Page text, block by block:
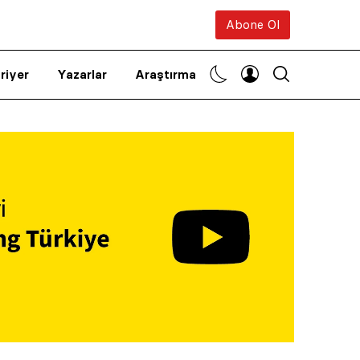
Abone Ol
Yazarlar Araştırma